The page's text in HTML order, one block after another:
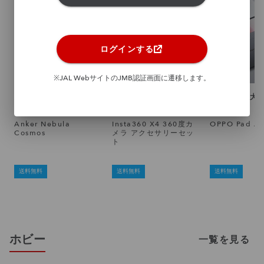
Anker Nebula
Cosmos
送料無料
Insta360 X4 360度カ
メラ アクセサリーセッ
ト
送料無料
手に取れる大
OPPO Pad
送料無料
ホビー 一覧を見る
ログインする
※JAL WebサイトのJMB認証画面に遷移します。